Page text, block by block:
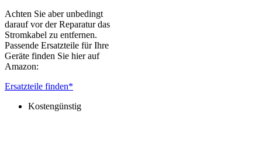
Achten Sie aber unbedingt
darauf vor der Reparatur das
Stromkabel zu entfernen.
Passende Ersatzteile für Ihre
Geräte finden Sie hier auf
Amazon:
Ersatzteile finden*
Kostengünstig